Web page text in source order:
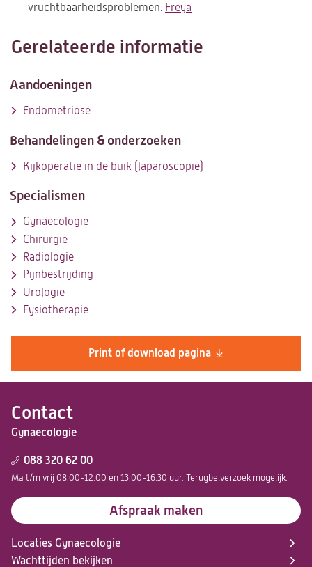
Contact
Gynaecologie
088 320 62 00
Ma t/m vrij 08.00-12.00 en 13.00-16.30 uur. Terugbelverzoek mogelijk.
Afspraak maken
Locaties Gynaecologie
Wachttijden bekijken
Print of download pagina
tab)
vruchtbaarheidsproblemen: Freya
een
Gerelateerde informatie
Aandoeningen
Endometriose
Behandelingen & onderzoeken
Kijkoperatie in de buik (laparoscopie)
Specialismen
Gynaecologie
Chirurgie
Radiologie
Pijnbestrijding
Urologie
Fysiotherapie